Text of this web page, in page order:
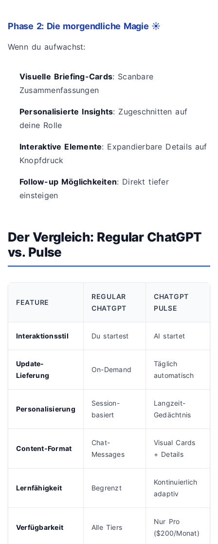
Phase 2: Die morgendliche Magie ☀️
Wenn du aufwachst:
Visuelle Briefing-Cards: Scanbare
Zusammenfassungen
Personalisierte Insights: Zugeschnitten auf
deine Rolle
Interaktive Elemente: Expandierbare Details auf
Knopfdruck
Follow-up Möglichkeiten: Direkt tiefer
einsteigen
Der Vergleich: Regular ChatGPT
vs. Pulse
FEATURE
REGULAR
CHATGPT
CHATGPT
PULSE
Interaktionsstil Du startest AI startet
Update-
Lieferung
On-Demand
Täglich
automatisch
Personalisierung
Session-
basiert
Langzeit-
Gedächtnis
Content-Format
Chat-
Messages
Visual Cards
+ Details
Lernfähigkeit Begrenzt
Kontinuierlich
adaptiv
Verfügbarkeit Alle Tiers
Nur Pro
($200/Monat)